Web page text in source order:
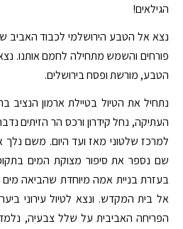
הגילאים!
נצא אל הטבע הירושלמי לכבוד האביב
פורחים והשמש מתחילה לחמם אותנו.
הטבע, מורשת ופסח בירושלים.
נתחיל את הטיול בטיילת ארמון הנציב
העתיקה, נחל קידרון ורכס הר הזיתים
למרכז שלטוני מאז ועד היום. משם
שם נספר את סיפור מצוקת המים
בעזרת בניית אמה מיוחדת שהביאה מים
אל בית המקדש. ונצא לטיול עירוני
הפריחה האביבית על שלל צבעיה,